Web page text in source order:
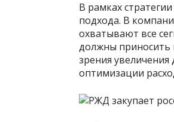
В рамках
подхода. В
охватывают все
должны приносить
зрения
оптимизации